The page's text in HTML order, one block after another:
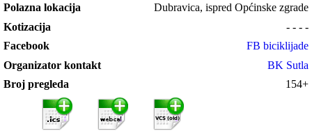
Polazna lokacija
Dubravica, ispred Općinske zgrade
Kotizacija
- - - -
Facebook
FB biciklijade
Organizator kontakt
BK Sutla
Broj pregleda
154+